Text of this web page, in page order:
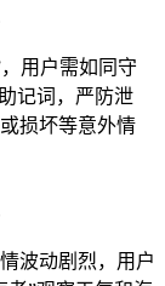
用户需如同守
记词，严防泄
损坏等意外情
波动剧烈，用户